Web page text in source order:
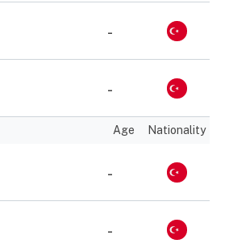
-
-
Age Nationality
-
-